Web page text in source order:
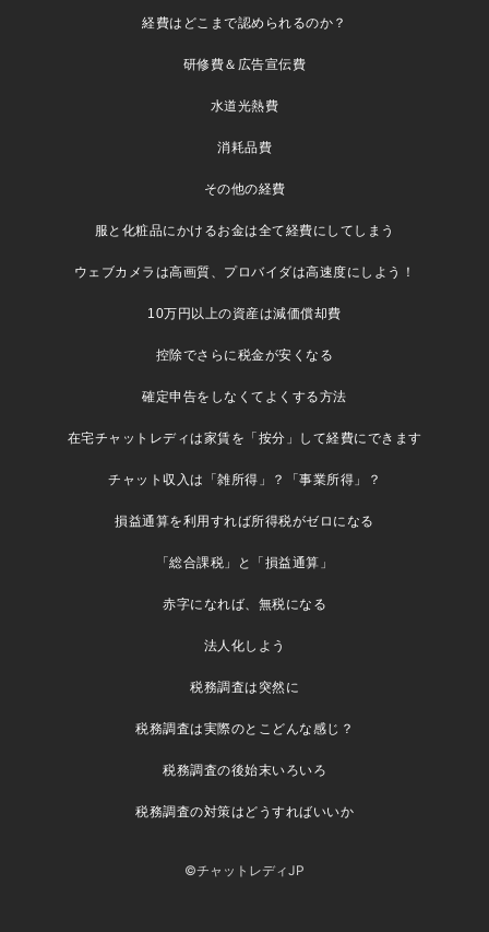
経費はどこまで認められるのか？
研修費＆広告宣伝費
水道光熱費
消耗品費
その他の経費
服と化粧品にかけるお金は全て経費にしてしまう
ウェブカメラは高画質、プロバイダは高速度にしよう！
10万円以上の資産は減価償却費
控除でさらに税金が安くなる
確定申告をしなくてよくする方法
在宅チャットレディは家賃を「按分」して経費にできます
チャット収入は「雑所得」？「事業所得」？
損益通算を利用すれば所得税がゼロになる
「総合課税」と「損益通算」
赤字になれば、無税になる
法人化しよう
税務調査は突然に
税務調査は実際のとこどんな感じ？
税務調査の後始末いろいろ
税務調査の対策はどうすればいいか
©チャットレディJP